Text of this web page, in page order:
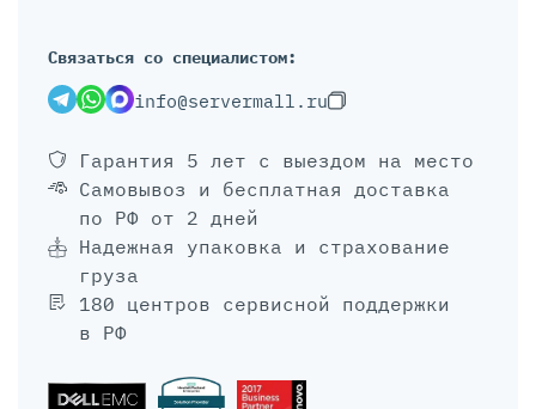
Связаться со специалистом:
info@servermall.ru
Гарантия 5 лет с выездом на место
Самовывоз и бесплатная доставка
по РФ от 2 дней
Надежная упаковка и страхование
груза
180 центров сервисной поддержки
в РФ